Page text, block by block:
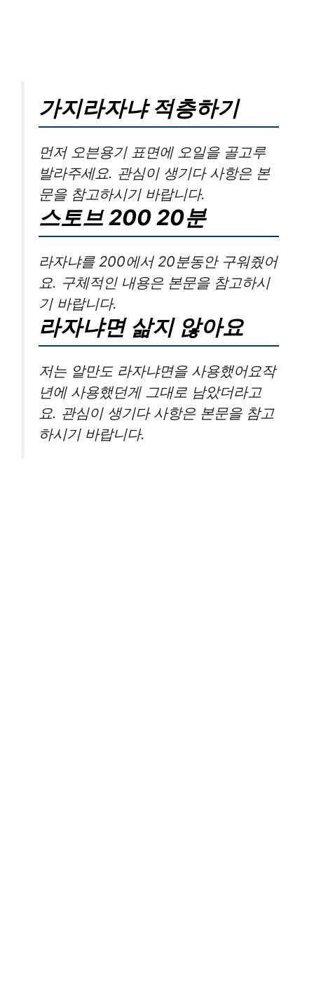
가지라자냐 적층하기
먼저 오븐용기 표면에 오일을 골고루
발라주세요. 관심이 생기다 사항은 본
문을 참고하시기 바랍니다.
스토브 200 20분
라자냐를 200에서 20분동안 구워줬어
요. 구체적인 내용은 본문을 참고하시
기 바랍니다.
라자냐면 삶지 않아요
저는 알만도 라자냐면을 사용했어요작
년에 사용했던게 그대로 남았더라고
요. 관심이 생기다 사항은 본문을 참고
하시기 바랍니다.